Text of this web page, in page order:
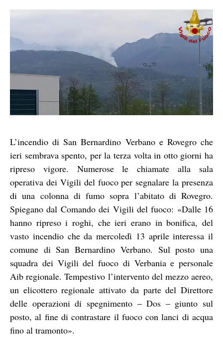
L’incendio di San Bernardino Verbano e Rovegro che
ieri sembrava spento, per la terza volta in otto giorni ha
ripreso vigore. Numerose le chiamate alla sala
operativa dei Vigili del fuoco per segnalare la presenza
di una colonna di fumo sopra l’abitato di Rovegro.
Spiegano dal Comando dei Vigili del fuoco: «Dalle 16
hanno ripreso i roghi, che ieri erano in bonifica, del
vasto incendio che da mercoledì 13 aprile interessa il
comune di San Bernardino Verbano. Sul posto una
squadra dei Vigili del fuoco di Verbania e personale
Aib regionale. Tempestivo l’intervento del mezzo aereo,
un elicottero regionale attivato da parte del Direttore
delle operazioni di spegnimento – Dos – giunto sul
posto, al fine di contrastare il fuoco con lanci di acqua
fino al tramonto».